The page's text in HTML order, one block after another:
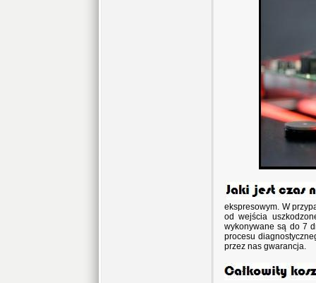
ekspresowym. W
od wejścia
wykonywane są do 7
procesu
przez nas gwarancja.